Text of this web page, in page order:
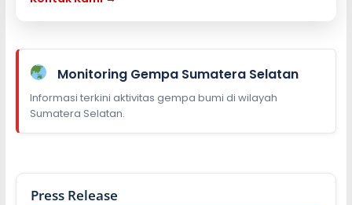
Monitoring Gempa Sumatera Selatan
Informasi terkini aktivitas gempa bumi di wilayah
Sumatera Selatan.
Press Release